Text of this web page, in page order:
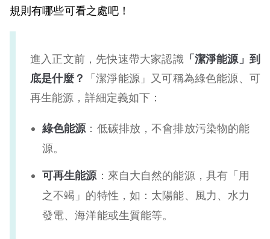
規則有哪些可看之處吧！
進入正文前，先快速帶大家認識 「潔淨能源」到
底是什麼？
「潔淨能源」又可稱為綠色能源、可
再生能源，詳細定義如下：
綠色能源 ：低碳排放，不會排放污染物的能
源。
可再生能源 ：來自大自然的能源，具有「用
之不竭」的特性，如：太陽能、風力、水力
發電、海洋能或生質能等。